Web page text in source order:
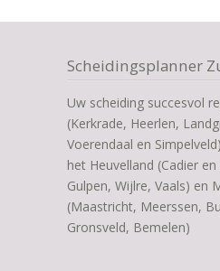
Scheidingsplanner
Uw scheiding succesvol
(Kerkrade, Heerlen,
Voerendaal en
het Heuvelland (Cadier
Gulpen, Wijlre, Vaals) en
(Maastricht, Meerssen,
Gronsveld, Bemelen)